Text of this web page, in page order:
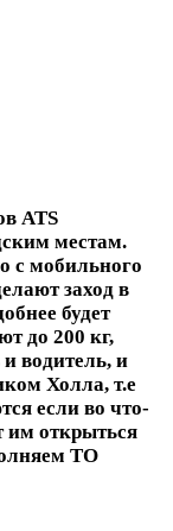
ATS
местам.
с мобильного
заход в
будет
до 200 кг,
водитель, и
Холла, т.е
если во что-
им открыться
ТО